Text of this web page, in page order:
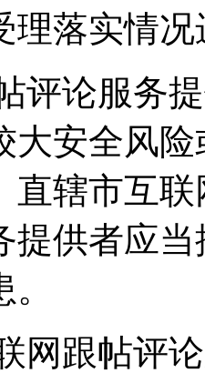
理落实情
评论服务
大安全风
直辖市互
提供者应
网跟帖评